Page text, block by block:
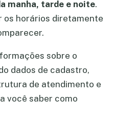
manha, tarde e noite.
os horários diretamente
sobre o
dados de cadastro,
de atendimento e
você saber como